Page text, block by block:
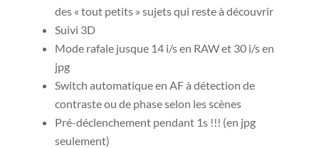
des « tout petits » sujets qui reste à découvrir
Suivi 3D
Mode rafale jusque 14 i/s en RAW et 30 i/s en
jpg
Switch automatique en AF à détection de
contraste ou de phase selon les scènes
Pré-déclenchement pendant 1s !!! (en jpg
seulement)